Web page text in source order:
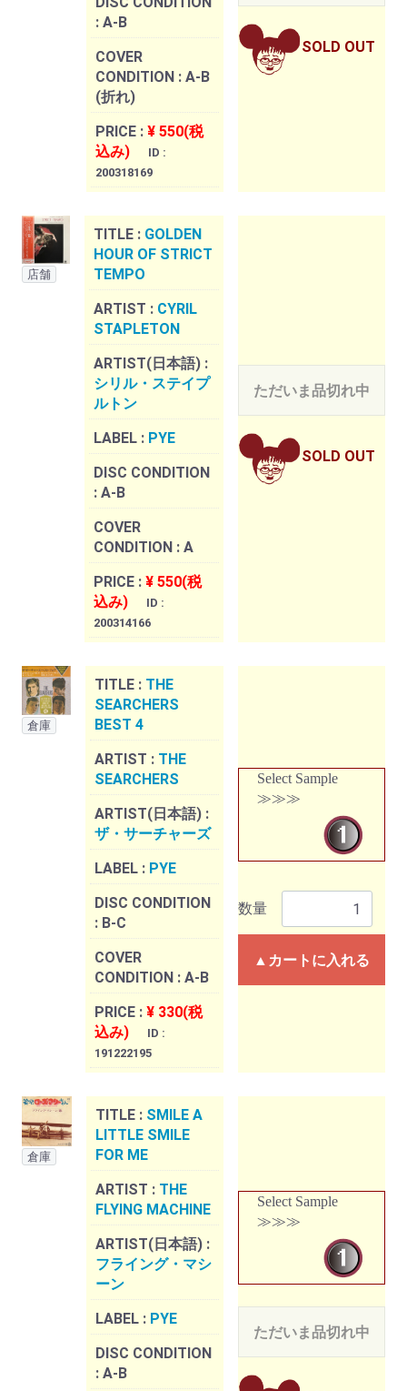
: A-B
COVER
CONDITION : A-B
(折れ)
PRICE : ¥ 550(税
込み)
ID :
200318169
SOLD OUT
店舗
TITLE : GOLDEN
HOUR OF STRICT
TEMPO
ARTIST : CYRIL
STAPLETON
ARTIST(日本語) :
シリル・ステイプ
ルトン
LABEL : PYE
DISC CONDITION
: A-B
COVER
CONDITION : A
PRICE : ¥ 550(税
込み)
ID :
200314166
ただいま品切れ中
SOLD OUT
倉庫
TITLE : THE
SEARCHERS
BEST 4
ARTIST : THE
SEARCHERS
ARTIST(日本語) :
ザ・サーチャーズ
LABEL : PYE
DISC CONDITION
: B-C
COVER
CONDITION : A-B
PRICE : ¥ 330(税
込み)
ID :
191222195
Select Sample
≫≫≫
数量
▲カートに入れる
倉庫
TITLE : SMILE A
LITTLE SMILE
FOR ME
ARTIST : THE
FLYING MACHINE
ARTIST(日本語) :
フライング・マシ
ーン
LABEL : PYE
DISC CONDITION
: A-B
Select Sample
≫≫≫
ただいま品切れ中